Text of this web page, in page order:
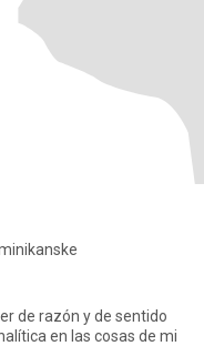
de razón y de sentido
en las cosas de mi